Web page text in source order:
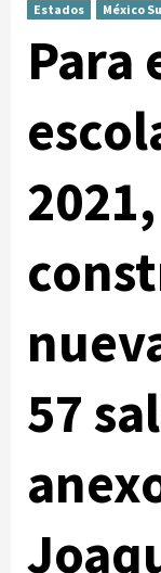
Estados México
Para
57